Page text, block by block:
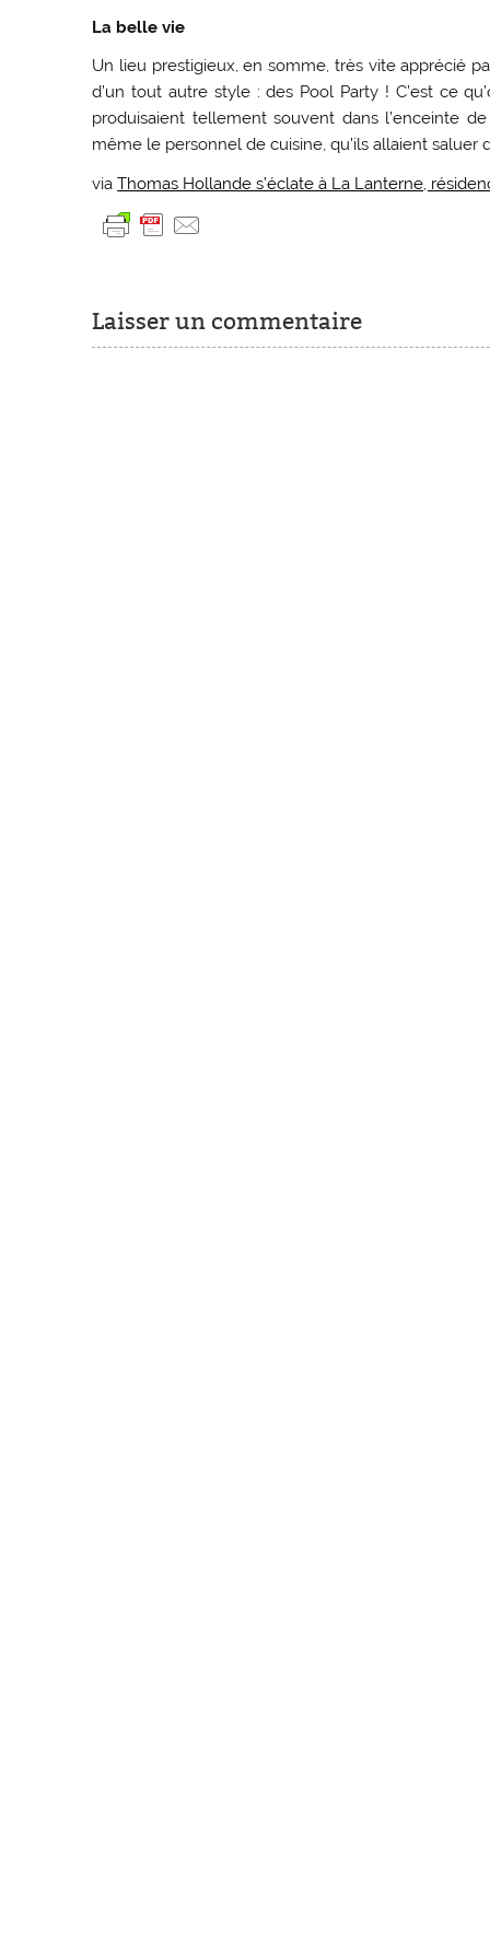
La belle vie
Un lieu prestigieux, en somme, très vite apprécié
d’un tout autre style : des Pool Party ! C’est ce
produisaient tellement souvent dans l’enceinte
même le personnel de cuisine, qu’ils allaient saluer
viaThomas Hollande s’éclate à La Lanterne,
Laisser un commentaire